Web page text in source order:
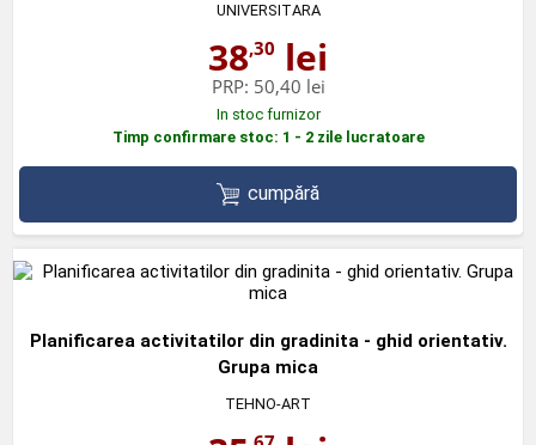
UNIVERSITARA
38,30 lei
PRP: 50,40 lei
In stoc furnizor
Timp confirmare stoc: 1 - 2 zile lucratoare
cumpără
Planificarea activitatilor din gradinita - ghid orientativ.
Grupa mica
TEHNO-ART